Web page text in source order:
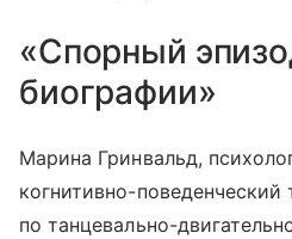
«Спорный
биографии»
Марина Гринвальд,
когнитивно-поведенческий
по танцевально-